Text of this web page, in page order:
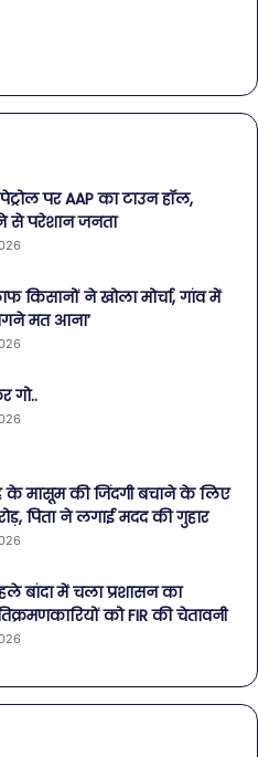
पर AAP का टाउन हॉल,
से परेशान जनता
किसानों ने खोला मोर्चा, गांव में
मत आना’
गो..
के मासूम की जिंदगी बचाने के लिए
पिता ने लगाई मदद की गुहार
बांदा में चला प्रशासन का
को FIR की चेतावनी